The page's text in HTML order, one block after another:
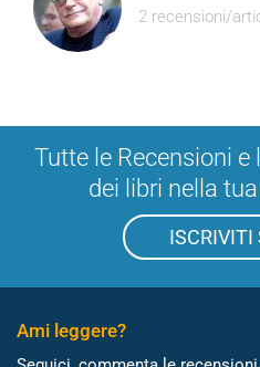
2 recensioni/
Tutte le Recensioni
dei libri nella
ISCRIVITI
Ami leggere?